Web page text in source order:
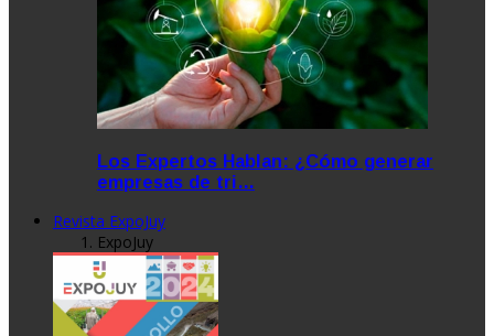
Los Expertos Hablan: ¿Cómo generar
empresas de tri…
Revista ExpoJuy
ExpoJuy